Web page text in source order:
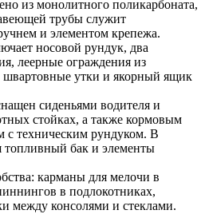
из монолитного поликарбоната,
трубы служит
и элементом крепежа.
носовой рундук, два
леерные ограждения из
утки и якорный ящик
сиденьями водителя и
стойках, а также кормовым
с техническим рундуком. В
топливный бак и элементы
карманы для мелочи в
в подлокотниках,
между консолями и стеклами.